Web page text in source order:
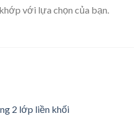
với lựa chọn của bạn.
2 lớp liền khối